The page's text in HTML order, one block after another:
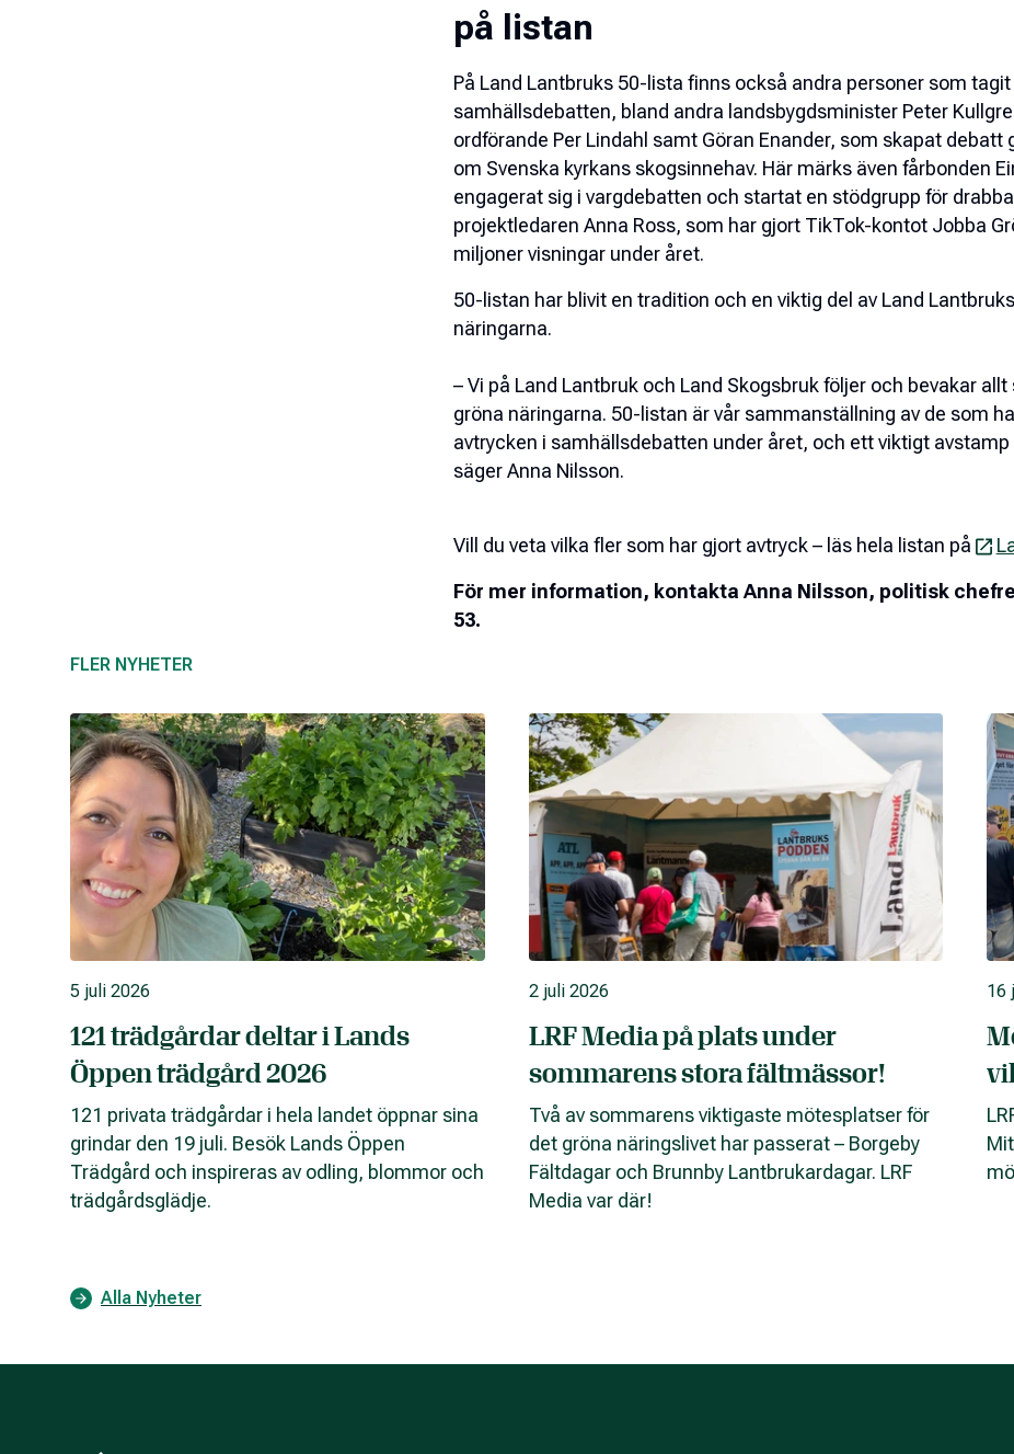
på listan
På Land Lantbruks 50-lista finns också andra personer som
samhällsdebatten, bland andra landsbygdsminister Peter
ordförande Per Lindahl samt Göran Enander, som skapat debatt
om Svenska kyrkans skogsinnehav. Här märks även fårbonden
engagerat sig i vargdebatten och startat en stödgrupp för
projektledaren Anna Ross, som har gjort TikTok-kontot Jobba
miljoner visningar under året.
50-listan har blivit en tradition och en viktig del av Land
näringarna.
– Vi på Land Lantbruk och Land Skogsbruk följer och bevakar
gröna näringarna. 50-listan är vår sammanställning av de som
avtrycken i samhällsdebatten under året, och ett viktigt
säger Anna Nilsson.
Vill du veta vilka fler som har gjort avtryck – läs hela listan på
För mer information, kontakta Anna Nilsson, politisk
53.
FLER NYHETER
5 juli 2026
121 trädgårdar deltar i Lands
Öppen trädgård 2026
121 privata trädgårdar i hela landet öppnar sina
grindar den 19 juli. Besök Lands Öppen
Trädgård och inspireras av odling, blommor och
trädgårdsglädje.
2 juli 2026
LRF Media på plats under
sommarens stora fältmässor!
Två av sommarens viktigaste mötesplatser för
det gröna näringslivet har passerat – Borgeby
Fältdagar och Brunnby Lantbrukardagar. LRF
Media var där!
16
Alla Nyheter